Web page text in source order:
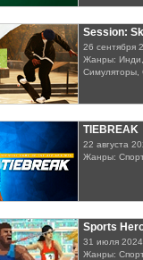
Session:
26 сентября
Жанры:
Симуляторы,
TIEBREAK
22 августа
Жанры:
Sports
31 июля 2024
Жанры: